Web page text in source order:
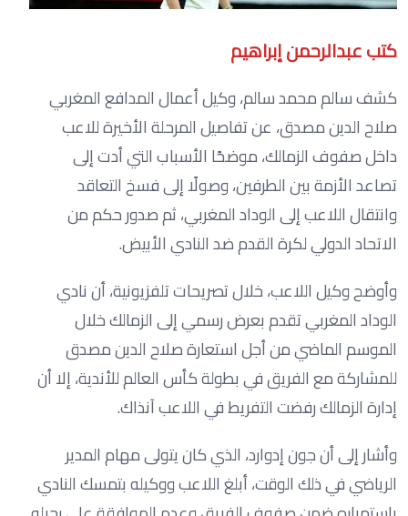
كتب عبدالرحمن إبراهيم
كشف سالم محمد سالم، وكيل أعمال المدافع المغربي
صلاح الدين مصدق، عن تفاصيل المرحلة الأخيرة للاعب
داخل صفوف الزمالك، موضحًا الأسباب التي أدت إلى
تصاعد الأزمة بين الطرفين، وصولًا إلى فسخ التعاقد
وانتقال اللاعب إلى الوداد المغربي، ثم صدور حكم من
الاتحاد الدولي لكرة القدم ضد النادي الأبيض.
وأوضح وكيل اللاعب، خلال تصريحات تلفزيونية، أن نادي
الوداد المغربي تقدم بعرض رسمي إلى الزمالك خلال
الموسم الماضي من أجل استعارة صلاح الدين مصدق
للمشاركة مع الفريق في بطولة كأس العالم للأندية، إلا أن
إدارة الزمالك رفضت التفريط في اللاعب آنذاك.
وأشار إلى أن جون إدوارد، الذي كان يتولى مهام المدير
الرياضي في ذلك الوقت، أبلغ اللاعب ووكيله بتمسك النادي